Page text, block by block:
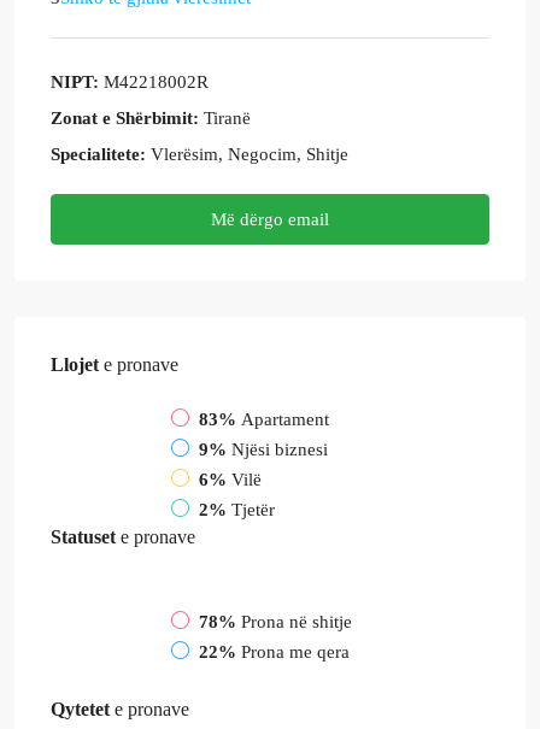
NIPT: M42218002R
Zonat e Shërbimit: Tiranë
Specialitete: Vlerësim, Negocim, Shitje
Më dërgo email
Llojet e pronave
83% Apartament
9% Njësi biznesi
6% Vilë
2% Tjetër
Statuset e pronave
78% Prona në shitje
22% Prona me qera
Qytetet e pronave